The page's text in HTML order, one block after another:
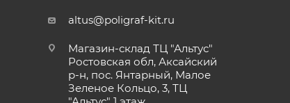
altus@poligraf-kit.ru
Магазин-склад ТЦ "Альтус"
Ростовская обл, Аксайский
р-н, пос. Янтарный, Малое
Зеленое Кольцо, 3, ТЦ